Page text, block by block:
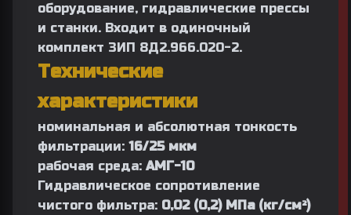
оборудование, гидравлические прессы
и станки. Входит в одиночный
комплект ЗИП 8Д2.966.020-2.
Технические
характеристики
номинальная и абсолютная тонкость
фильтрации: 16/25 мкм
рабочая среда: АМГ-10
Гидравлическое сопротивление
чистого фильтра: 0,02 (0,2) МПа (кг/см²)